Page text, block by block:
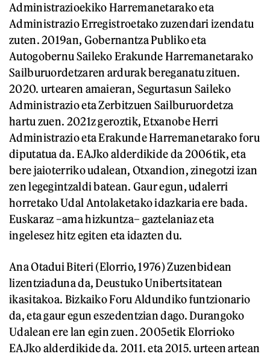
Administrazioekiko Harremanetarako eta
Administrazio Erregistroetako zuzendari izendatu
zuten. 2019an, Gobernantza Publiko eta
Autogobernu Saileko Erakunde Harremanetarako
Sailburuordetzaren ardurak bereganatu zituen.
2020. urtearen amaieran, Segurtasun Saileko
Administrazio eta Zerbitzuen Sailburuordetza
hartu zuen. 2021z geroztik, Etxanobe Herri
Administrazio eta Erakunde Harremanetarako foru
diputatua da. EAJko alderdikide da 2006tik, eta
bere jaioterriko udalean, Otxandion, zinegotzi izan
zen legegintzaldi batean. Gaur egun, udalerri
horretako Udal Antolaketako idazkaria ere bada.
Euskaraz –ama hizkuntza– gaztelaniaz eta
ingelesez hitz egiten eta idazten du.
Ana Otadui Biteri (Elorrio, 1976) Zuzenbidean
lizentziaduna da, Deustuko Unibertsitatean
ikasitakoa. Bizkaiko Foru Aldundiko funtzionario
da, eta gaur egun eszedentzian dago. Durangoko
Udalean ere lan egin zuen. 2005etik Elorrioko
EAJko alderdikide da. 2011. eta 2015. urteen artean